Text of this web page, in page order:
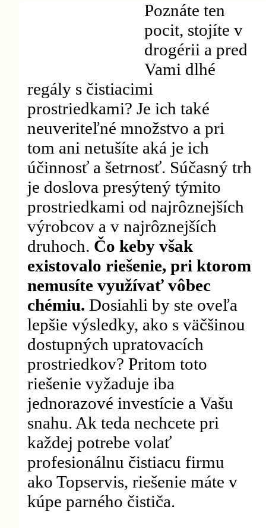
Poznáte ten
pocit, stojíte v
drogérii a pred
Vami dlhé
regály s čistiacimi
prostriedkami? Je ich také
neuveriteľné množstvo a pri
tom ani netušíte aká je ich
účinnosť a šetrnosť. Súčasný trh
je doslova presýtený týmito
prostriedkami od najrôznejších
výrobcov a v najrôznejších
druhoch. Čo keby však
existovalo riešenie, pri ktorom
nemusíte využívať vôbec
chémiu. Dosiahli by ste oveľa
lepšie výsledky, ako s väčšinou
dostupných upratovacích
prostriedkov? Pritom toto
riešenie vyžaduje iba
jednorazové investície a Vašu
snahu. Ak teda nechcete pri
každej potrebe volať
profesionálnu čistiacu firmu
ako Topservis, riešenie máte v
kúpe parného čističa.